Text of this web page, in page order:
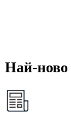
Най-ново